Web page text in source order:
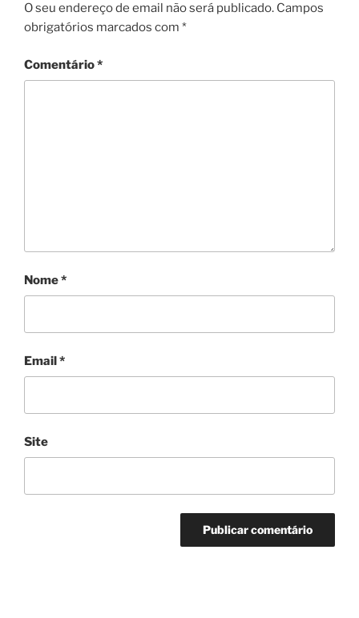
O seu endereço de email não será publicado. Campos
obrigatórios marcados com *
Comentário*
Nome*
Email*
Site